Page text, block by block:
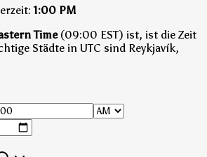
1:00 PM
Time(09:00 EST) ist, ist die Zeit
Städte in UTC sind Reykjavík,